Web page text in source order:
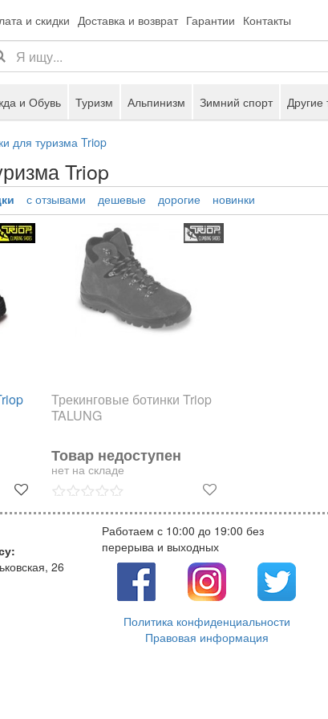
и скидки Доставка и возврат Гарантии Контакты
и Обувь Туризм Альпинизм Зимний спорт Другие
для туризма Triop
Triop
с отзывами дешевые дорогие новинки
Трекинговые ботинки Triop
TALUNG
Товар недоступен
нет на складе
26
Работаем с 10:00 до 19:00 без
перерыва и выходных
Политика конфиденциальности
Правовая информация